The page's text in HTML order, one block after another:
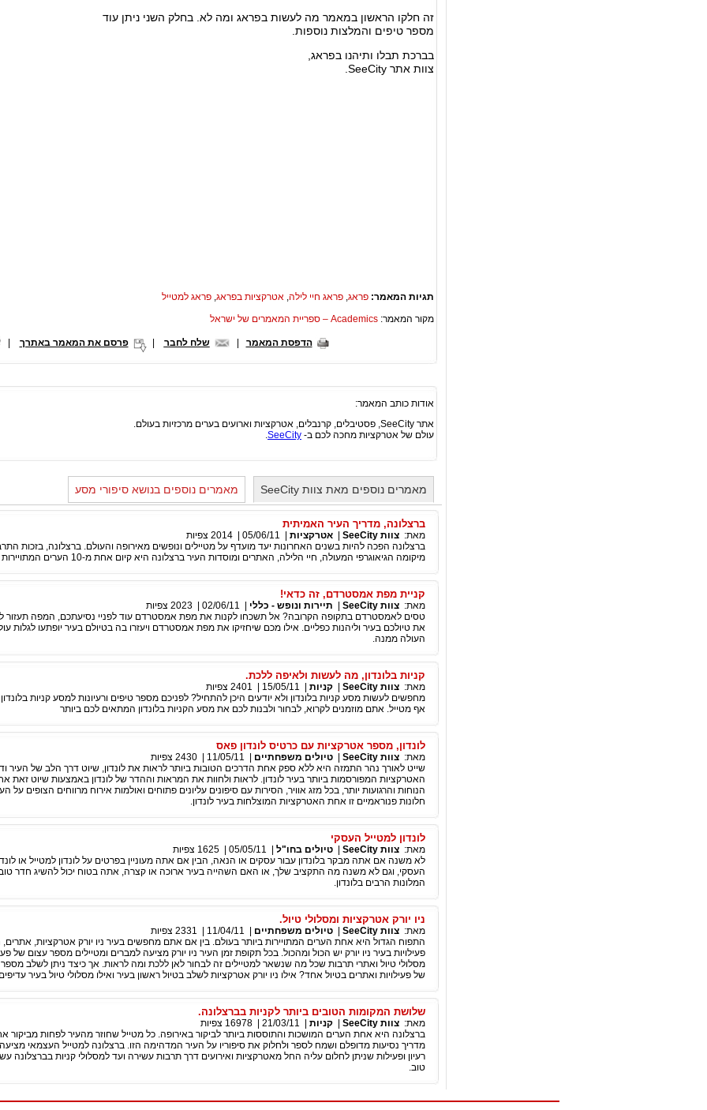
זה חלקו הראשון במאמר מה לעשות בפראג ומה לא. בחלק השני ניתן עוד
מספר טיפים והמלצות נוספות.
בברכת תבלו ותיהנו בפראג,
צוות אתר SeeCity.
תגיות המאמר: פראג, פראג חיי לילה, אטרקציות בפראג, פראג למטייל
מקור המאמר: Academics – ספריית המאמרים של ישראל
הדפסת המאמר שלח לחבר פרסם את המאמר באתרך |
אודות כותב המאמר:
אתר SeeCity, פסטיבלים, קרנבלים, אטרקציות וארועים בערים מרכזיות בעולם.
עולם של אטרקציות מחכה לכם ב- SeeCity
.
מאמרים נוספים מאת צוות SeeCity מאמרים נוספים בנושא סיפורי מסע
ברצלונה, מדריך העיר האמיתית
מאת: צוות SeeCity אטרקציות 05/06/11
2014 צפיות
ברצלונה הפכה להיות בשנים האחרונות יעד מועדף על מטיילים ונופשים מאירופה והעולם. ברצלונה, בזכות
מיקומה הגיאוגרפי המעולה, חיי הלילה, האתרים ומוסדות העיר ברצלונה היא קיום אחת מ-10 הערים המתויירות ביותר בעולם
קניית מפת אמסטרדם, זה כדאי!
מאת: צוות SeeCity תיירות ונופש - כללי 02/06/11
2023 צפיות
טסים לאמסטרדם בתקופה הקרובה? אל תשכחו לקנות את מפת אמסטרדם עוד לפניי נסיעתכם, המפה תעזור
את טיולכם בעיר וליהנות כפליים. אילו מכם שיחזיקו את מפת אמסטרדם ויעזרו בה בטיולם בעיר יופתעו לגלות
העולה ממנה.
קניות בלונדון, מה לעשות ולאיפה ללכת.
מאת: צוות SeeCity קניות 15/05/11
2401 צפיות
מחפשים לעשות מסע קניות בלונדון ולא יודעים היכן להתחיל? לפניכם מספר טיפים ורעיונות למסע קניות
אף מטייל. אתם מוזמנים לקרוא, לבחור ולבנות לכם את מסע הקניות בלונדון המתאים לכם ביותר
לונדון, מספר אטרקציות עם כרטיס לונדון פאס
מאת: צוות SeeCity טיולים משפחתיים 11/05/11
2430 צפיות
שייט לאורך נהר התמזה היא ללא ספק אחת הדרכים הטובות ביותר לראות את לונדון, שיוט דרך הלב של העיר
האטרקציות המפורסמות ביותר בעיר לונדון. לראות ולחוות את המראות וההדר של לונדון באמצעות שיוט זאת
הנוחות והרגועות יותר, בכל מזג אוויר, הסירות עם סיפונים עליונים פתוחים ואולמות אירוח מרווחים הצופים על
חלונות פנוראמיים זו אחת האטרקציות המוצלחות בעיר לונדון.
לונדון למטייל העסקי
מאת: צוות SeeCity טיולים בחו"ל 05/05/11
1625 צפיות
לא משנה אם אתה מבקר בלונדון עבור עסקים או הנאה, הבין אם אתה מעוניין בפרטים על לונדון למטייל או
העסקי, וגם לא משנה מה התקציב שלך, או האם השהייה בעיר ארוכה או קצרה, אתה בטוח יכול להשיג חדר
המלונות הרבים בלונדון.
ניו יורק אטרקציות ומסלולי טיול.
מאת: צוות SeeCity טיולים משפחתיים 11/04/11
2331 צפיות
התפוח הגדול היא אחת הערים המתויירות ביותר בעולם. בין אם אתם מחפשים בעיר ניו יורק אטרקציות, אתרים,
פעילויות בעיר ניו יורק יש הכול ומהכול. בכל תקופת זמן העיר ניו יורק מציעה למברים ומטיילים מספר עצום של
מסלולי טיול ואתרי תרבות שכל מה שנשאר למטיילים זה לבחור לאן ללכת ומה לראות. אך כיצד ניתן לשלב מספר
של פעילויות ואתרים בטיול אחד? אילו ניו יורק אטרקציות לשלב בטיול ראשון בעיר ואילו מסלולי טיול בעיר
שלושת המקומות הטובים ביותר לקניות בברצלונה.
מאת: צוות SeeCity קניות 21/03/11
16978 צפיות
ברצלונה היא אחת הערים המושכות והתוססות ביותר לביקור באירופה. כל מטייל שחוזר מהעיר לפחות מביקור
מדריך נסיעות מדופלם ושמח לספר ולחלוק את סיפוריו על העיר המדהימה הזו. ברצלונה למטייל העצמאי
רעיון ופעילות שניתן לחלום עליה החל מאטרקציות ואירועים דרך תרבות עשירה ועד למסלולי קניות בברצלונה
טוב.